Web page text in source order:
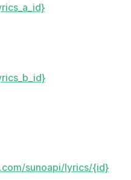
sunoapi/lyrics/{id}